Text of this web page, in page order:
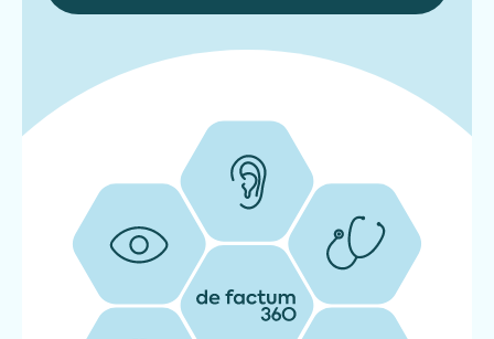
Qaysi sog‘liq ko‘rsatkichlarini muntazam
nazorat qilish muhim
Sog‘liq holatini muntazam baholash — o‘z vaqtida
profilaktika va kasalliklarni erta aniqlashning asosidir.